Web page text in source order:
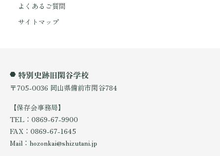
よくあるご質問
サイトマップ
特別史跡旧閑谷学校
〒705-0036 岡山県備前市閑谷784
【保存会事務局】
TEL：0869-67-9900
FAX：0869-67-1645
Mail：hozonkai@shizutani.jp